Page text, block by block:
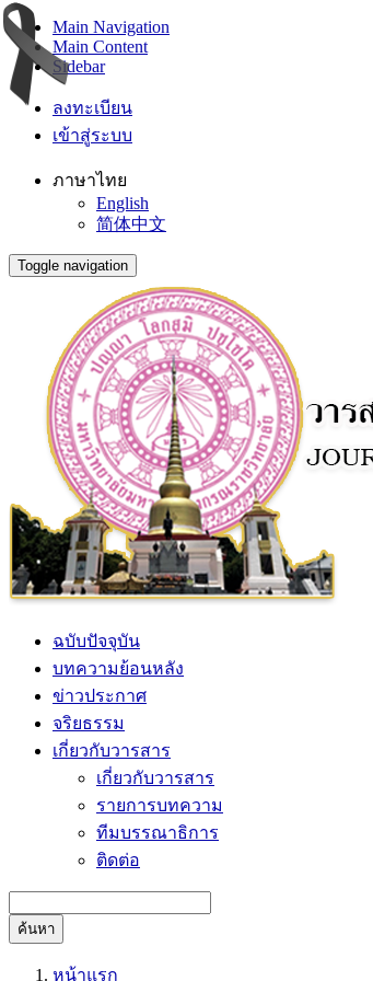
Main Navigation
Main Content
Sidebar
ลงทะเบียน
เข้าสู่ระบบ
ภาษาไทย
English
简体中文
Toggle navigation
ฉบับปัจจุบัน
บทความย้อนหลัง
ข่าวประกาศ
จริยธรรม
เกี่ยวกับวารสาร
เกี่ยวกับวารสาร
รายการบทความ
ทีมบรรณาธิการ
ติดต่อ
ค้นหา
หน้าแรก